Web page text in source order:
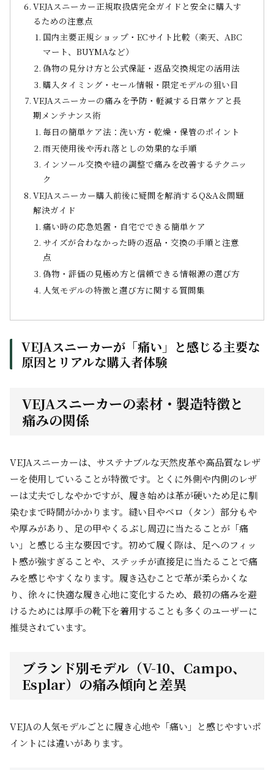
VEJAスニーカー正規取扱店完全ガイドと安全に購入す
るための注意点
国内主要正規ショップ・ECサイト比較（楽天、ABC
マート、BUYMAなど）
偽物の見分け方と公式保証・返品交換規定の活用法
購入タイミング・セール情報・限定モデルの狙い目
VEJAスニーカーの痛みを予防・軽減する日常ケアと長
期メンテナンス術
毎日の簡単ケア法：洗い方・乾燥・保管のポイント
雨天使用後や汚れ落としの効果的な手順
インソール交換や紐の調整で痛みを改善するテクニッ
ク
VEJAスニーカー購入前後に疑問を解消するQ&A＆問題
解決ガイド
痛い時の応急処置・自宅でできる簡単ケア
サイズが合わなかった時の返品・交換の手順と注意
点
偽物・評価の見極め方と信頼できる情報源の選び方
人気モデルの特徴と選び方に関する質問集
VEJAスニーカーが「痛い」と感じる主要な
原因とリアルな購入者体験
VEJAスニーカーの素材・製造特徴と
痛みの関係
VEJAスニーカーは、サステナブルな天然皮革や高品質なレザ
ーを使用していることが特徴です。とくに外側や内側のレザ
ーは丈夫でしなやかですが、履き始めは革が硬いため足に馴
染むまで時間がかかります。縫い目やベロ（タン）部分もや
や厚みがあり、足の甲やくるぶし周辺に当たることが「痛
い」と感じる主な要因です。初めて履く際は、足へのフィッ
ト感が強すぎることや、ステッチが直接足に当たることで痛
みを感じやすくなります。履き込むことで革が柔らかくな
り、徐々に快適な履き心地に変化するため、最初の痛みを避
けるためには厚手の靴下を着用することも多くのユーザーに
推奨されています。
ブランド別モデル（V-10、Campo、
Esplar）の痛み傾向と差異
VEJAの人気モデルごとに履き心地や「痛い」と感じやすいポ
イントには違いがあります。